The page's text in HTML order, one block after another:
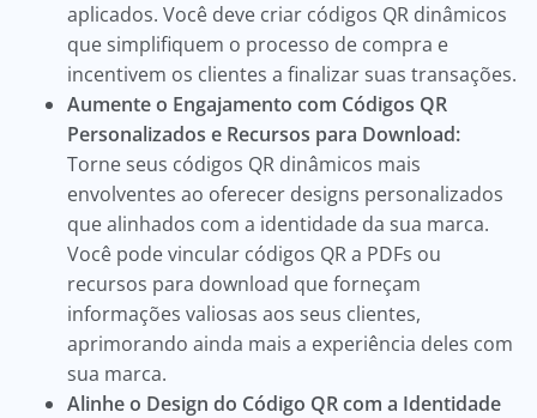
aplicados. Você deve criar códigos QR dinâmicos
que simplifiquem o processo de compra e
incentivem os clientes a finalizar suas transações.
Aumente o Engajamento com Códigos QR
Personalizados e Recursos para Download:
Torne seus códigos QR dinâmicos mais
envolventes ao oferecer designs personalizados
que alinhados com a identidade da sua marca.
Você pode vincular códigos QR a PDFs ou
recursos para download que forneçam
informações valiosas aos seus clientes,
aprimorando ainda mais a experiência deles com
sua marca.
Alinhe o Design do Código QR com a Identidade